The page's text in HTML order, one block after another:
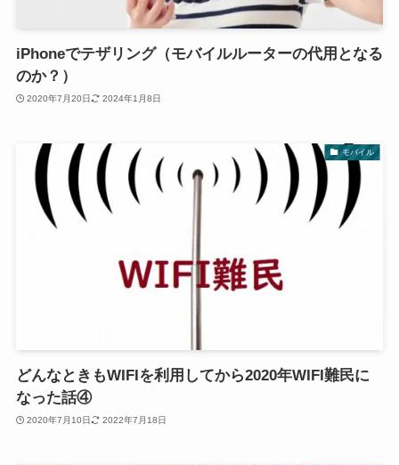
iPhoneでテザリング（モバイルルーターの代用となる
のか？）
2020年7月20日 2024年1月8日
モバイル
どんなときもWIFIを利用してから2020年WIFI難民に
なった話④
2020年7月10日 2022年7月18日